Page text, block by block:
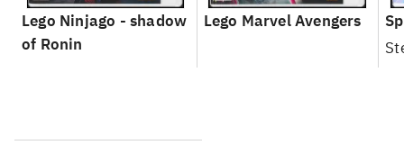
Lego Ninjago - shadow
of Ronin
Lego Marvel Avengers